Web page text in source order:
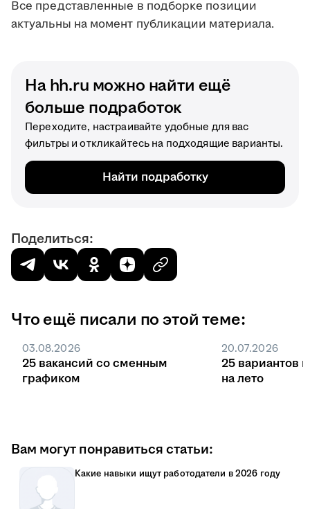
Все представленные в подборке позиции
актуальны на момент публикации материала.
На hh.ru можно найти ещё
больше подработок
Переходите, настраивайте удобные для вас
фильтры и откликайтесь на подходящие варианты.
Найти подработку
Поделиться:
Что ещё писали по этой теме:
03.08.2026
25 вакансий со сменным
графиком
20.07.2026
25 вариантов
на лето
Вам могут понравиться статьи:
Какие навыки ищут работодатели в 2026 году